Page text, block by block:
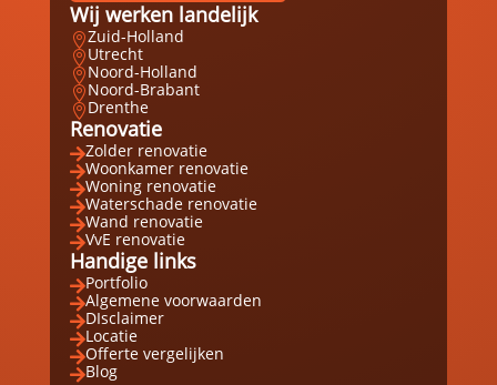
Wij werken landelijk
Zuid-Holland
Utrecht
Noord-Holland
Noord-Brabant
Drenthe
Renovatie
Zolder renovatie
Woonkamer renovatie
Woning renovatie
Waterschade renovatie
Wand renovatie
VvE renovatie
Handige links
Portfolio
Algemene voorwaarden
DIsclaimer
Locatie
Offerte vergelijken
Blog